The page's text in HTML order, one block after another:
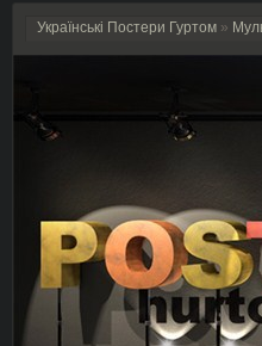
Українські Постери Гуртом »